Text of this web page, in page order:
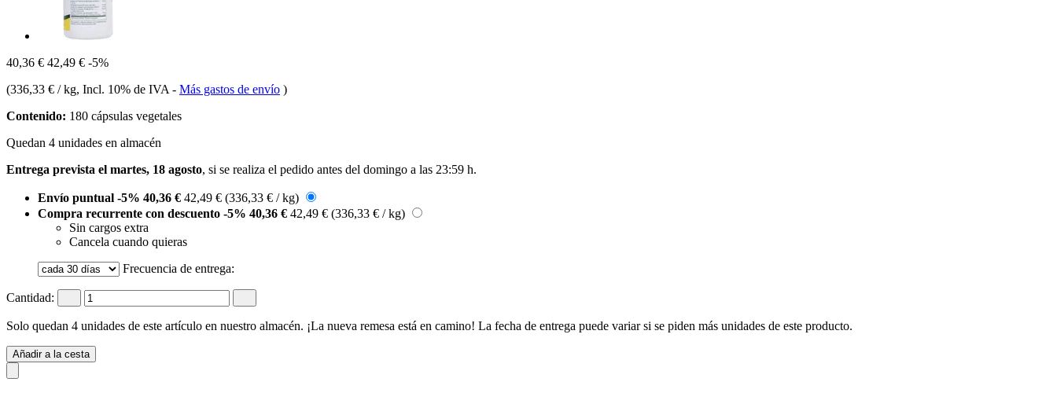
40,36 € 42,49 € -5%
(336,33 € / kg, Incl. 10% de IVA - Más gastos de envío )
Contenido: 180 cápsulas vegetales
Quedan 4 unidades en almacén
Entrega prevista el martes, 18 agosto, si se realiza el pedido antes del domingo a las 23:59 h.
Envío puntual -5% 40,36 € 42,49 € (336,33 € / kg)
Compra recurrente con descuento -5% 40,36 € 42,49 € (336,33 € / kg)
Sin cargos extra
Cancela cuando quieras
Frecuencia de entrega:
Cantidad:
Solo quedan 4 unidades de este artículo en nuestro almacén. ¡La nueva remesa está en camino! La fecha de entrega puede variar si se piden más unidades de este producto.
Añadir a la cesta